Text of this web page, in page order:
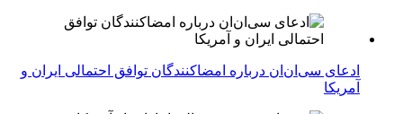
ادعای سی‌ان‌ان درباره امضاکنندگان توافق احتمالی ایران و
آمریکا